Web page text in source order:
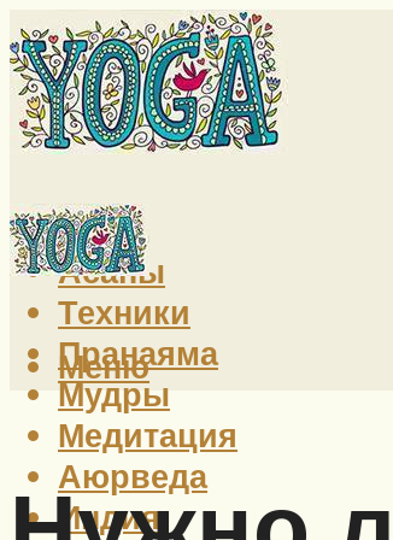
Йога
Асаны
Техники
Пранаяма
Мудры
Медитация
Аюрведа
Индия
Меню